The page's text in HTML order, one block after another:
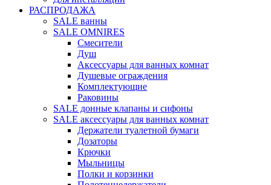
РАСПРОДАЖА
SALE ванны
SALE OMNIRES
Смесители
Душ
Аксессуары для ванных комнат
Душевые ограждения
Комплектующие
Раковины
SALE донные клапаны и сифоны
SALE аксессуары для ванных комнат
Держатели туалетной бумаги
Дозаторы
Крючки
Мыльницы
Полки и корзинки